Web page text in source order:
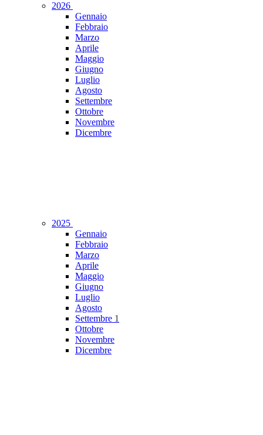
2026
Gennaio
Febbraio
Marzo
Aprile
Maggio
Giugno
Luglio
Agosto
Settembre
Ottobre
Novembre
Dicembre
2025
Gennaio
Febbraio
Marzo
Aprile
Maggio
Giugno
Luglio
Agosto
Settembre 1
Ottobre
Novembre
Dicembre